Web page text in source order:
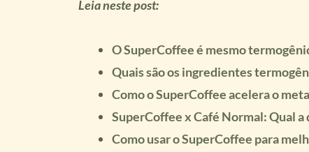
Leia neste post:
O SuperCoffee é mesmo
Quais são os ingredientes
Como o SuperCoffee acelera o
SuperCoffee x Café Normal: Qual a
Como usar o SuperCoffee para